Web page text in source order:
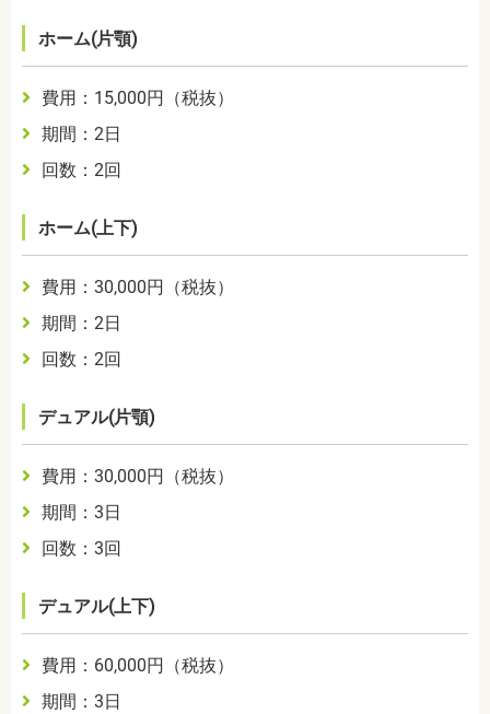
ホーム(片顎)
費用： 15,000円（税抜）
期間： 2日
回数： 2回
ホーム(上下)
費用： 30,000円（税抜）
期間： 2日
回数：2回
デュアル(片顎)
費用： 30,000円（税抜）
期間：3日
回数：3回
デュアル(上下)
費用： 60,000円（税抜）
期間：3日